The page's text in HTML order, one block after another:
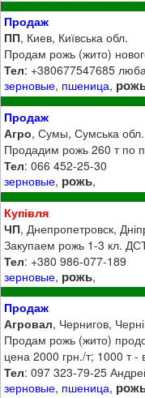
Продаж
ПП, Киев, Київська обл.
Продам рожь (жито)
Тел: +380677547685
зерновые, пшеница,
Продаж
Агро, Сумы, Сумська обл.
Продадим рожь 260 т по
Тел: 066 452-25-30
зерновые, рожь,
Купівля
ЧП, Днепропетровск,
Закупаем рожь 1-3 кл.
Тел: +380 986-077-189
зерновые, рожь,
Продаж
Агровал, Чернигов,
Продам рожь (жито)
цена 2000 грн./т; 1000 т
Тел: 097 323-79-25
зерновые, пшеница,